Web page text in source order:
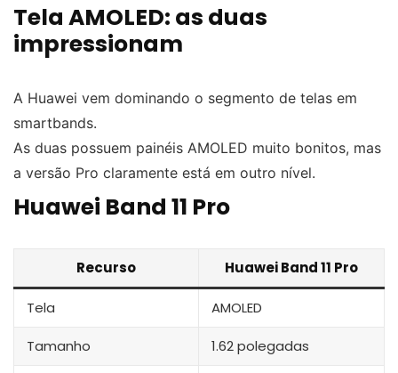
Tela AMOLED: as duas
impressionam
A Huawei vem dominando o segmento de telas em
smartbands.
As duas possuem painéis AMOLED muito bonitos, mas
a versão Pro claramente está em outro nível.
Huawei Band 11 Pro
Recurso Huawei Band 11 Pro
Tela AMOLED
Tamanho 1.62 polegadas